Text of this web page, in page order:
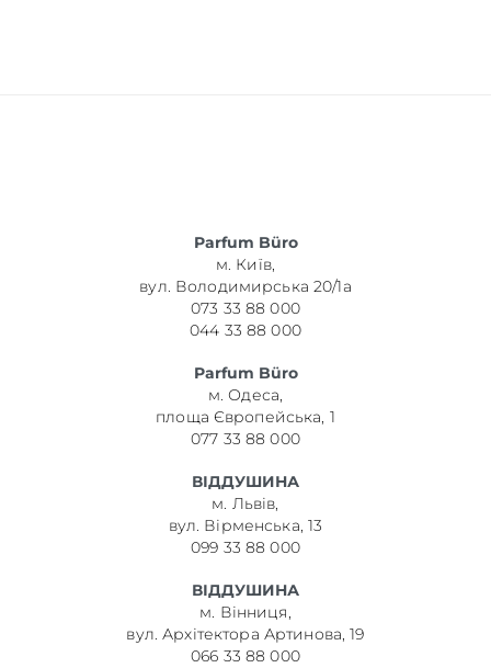
Parfum Büro
м. Київ,
вул. Володимирська 20/1а
073 33 88 000
044 33 88 000
Parfum Büro
м. Одеса,
площа Європейська, 1
077 33 88 000
ВІДДУШИНА
м. Львів,
вул. Вірменська, 13
099 33 88 000
ВІДДУШИНА
м. Вінниця,
вул. Архітектора Артинова, 19
066 33 88 000